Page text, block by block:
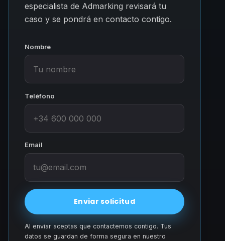
especialista de Admarking revisará tu
caso y se pondrá en contacto contigo.
Nombre
Teléfono
Email
Enviar solicitud
Al enviar aceptas que contactemos contigo. Tus
datos se guardan de forma segura en nuestro